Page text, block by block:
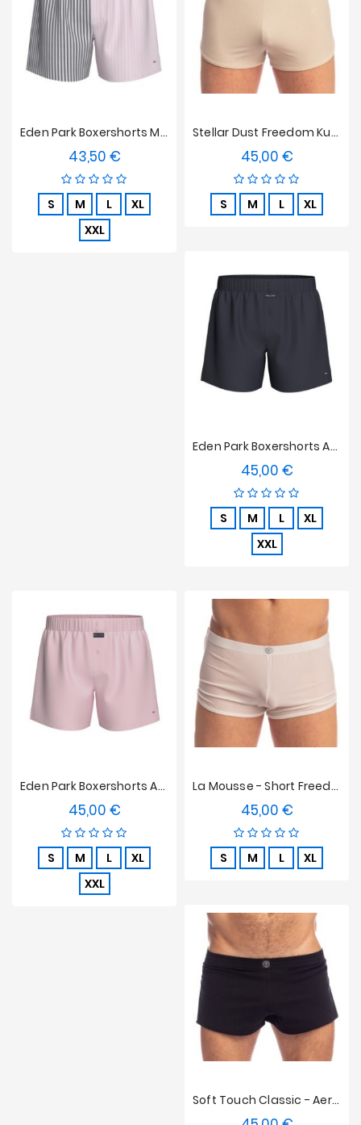
Eden Park Boxershorts Mit Knöpfen Und Doppeltem Spielträger - Pink / Grau
43,50 €Preis
S M L
XL
XXL
Stellar Dust Freedom Kurzfilme: Der Unsichtbare Mann
45,00 €Preis
S M L XL
Eden Park Boxershorts Aus Baumwollpopeline Mit Kleiderbügel - Navy
45,00 €Preis
S M L
XL
XXL
Eden Park Boxershorts Aus Baumwollpopeline Mit Hosenträger - Rosa
45,00 €Preis
S M L
XL
XXL
La Mousse - Short Freedom L'Homme Invisible Weiß
45,00 €Preis
S M L XL
Soft Touch Classic - Aero Shorts L'Homme Invisible Noir